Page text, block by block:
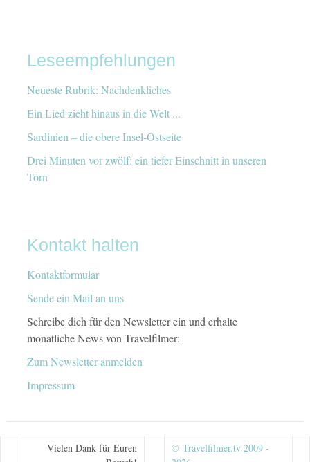
Leseempfehlungen
Neueste Rubrik: Nachdenkliches
Ein Lied zieht hinaus in die Welt ...
Sardinien – die obere Insel-Ostseite
Drei Minuten vor zwölf: ein tiefer Einschnitt in unseren
Törn
Kontakt halten
Kontaktformular
Sende ein Mail an uns
Schreibe dich für den Newsletter ein und erhalte
monatliche News von Travelfilmer:
Zum Newsletter anmelden
Impressum
Vielen Dank für Euren
© Travelfilmer.tv 2009 -